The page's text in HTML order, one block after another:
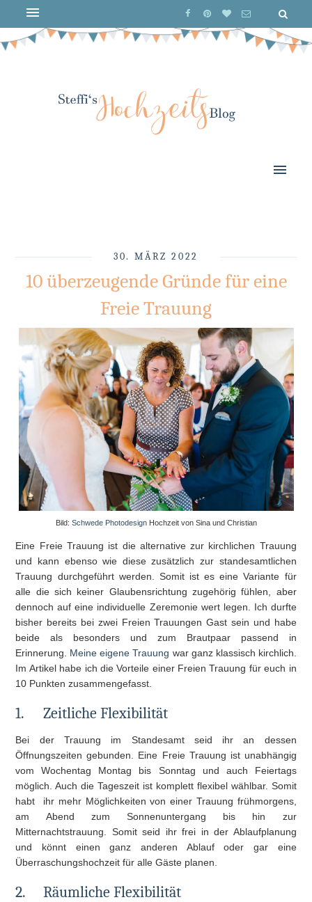
30. MÄRZ 2022
10 überzeugende Gründe für eine
Freie Trauung
Bild: Schwede PhotodesignHochzeit von Sina und Christian
Eine Freie Trauung ist die alternative zur kirchlichen Trauung
und kann ebenso wie diese zusätzlich zur standesamtlichen
Trauung durchgeführt werden. Somit ist es eine Variante für
alle die sich keiner Glaubensrichtung zugehörig fühlen, aber
dennoch auf eine individuelle Zeremonie wert legen. Ich durfte
bisher bereits bei zwei Freien Trauungen Gast sein und habe
beide als besonders und zum Brautpaar passend in
Erinnerung. Meine eigene Trauung war ganz klassisch kirchlich.
Im Artikel habe ich die Vorteile einer Freien Trauung für euch in
10 Punkten zusammengefasst.
1. Zeitliche Flexibilität
Bei der Trauung im Standesamt seid ihr an dessen
Öffnungszeiten gebunden. Eine Freie Trauung ist unabhängig
vom Wochentag Montag bis Sonntag und auch Feiertags
möglich. Auch die Tageszeit ist komplett flexibel wählbar. Somit
habt ihr mehr Möglichkeiten von einer Trauung frühmorgens,
am Abend zum Sonnenuntergang bis hin zur
Mitternachtstrauung. Somit seid ihr frei in der Ablaufplanung
und könnt einen ganz anderen Ablauf oder gar eine
Überraschungshochzeit für alle Gäste planen.
2. Räumliche Flexibilität